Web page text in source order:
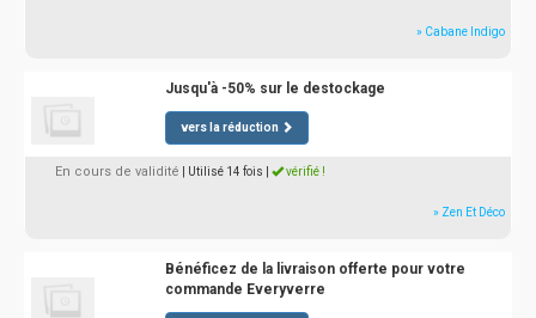
» Cabane Indigo
Jusqu'à -50% sur le destockage
vers la réduction
En cours de validité | Utilisé 14 fois vérifié !
» Zen Et Déco
Bénéficez de la livraison offerte pour votre
commande Everyverre